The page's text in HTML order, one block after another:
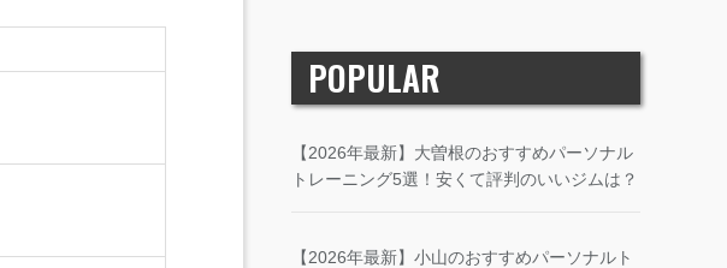
POPULAR
【2026年最新】大曽根のおすすめパーソナル
トレーニング5選！安くて評判のいいジムは？
【2026年最新】小山のおすすめパーソナルト